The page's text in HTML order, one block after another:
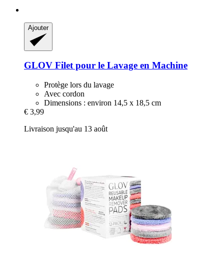
Ajouter
GLOV Filet pour le Lavage en Machine
Protège lors du lavage
Avec cordon
Dimensions : environ 14,5 x 18,5 cm
€ 3,99
Livraison jusqu'au 13 août